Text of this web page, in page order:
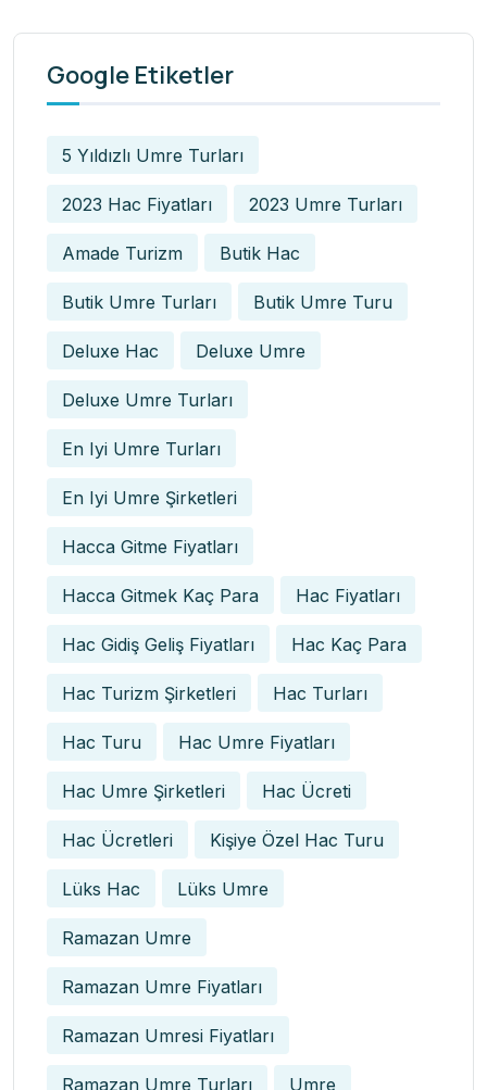
Google Etiketler
5 Yıldızlı Umre Turları
2023 Hac Fiyatları 2023 Umre Turları
Amade Turizm Butik Hac
Butik Umre Turları Butik Umre Turu
Deluxe Hac Deluxe Umre
Deluxe Umre Turları
En Iyi Umre Turları
En Iyi Umre Şirketleri
Hacca Gitme Fiyatları
Hacca Gitmek Kaç Para Hac Fiyatları
Hac Gidiş Geliş Fiyatları Hac Kaç Para
Hac Turizm Şirketleri Hac Turları
Hac Turu Hac Umre Fiyatları
Hac Umre Şirketleri Hac Ücreti
Hac Ücretleri Kişiye Özel Hac Turu
Lüks Hac Lüks Umre
Ramazan Umre
Ramazan Umre Fiyatları
Ramazan Umresi Fiyatları
Ramazan Umre Turları Umre